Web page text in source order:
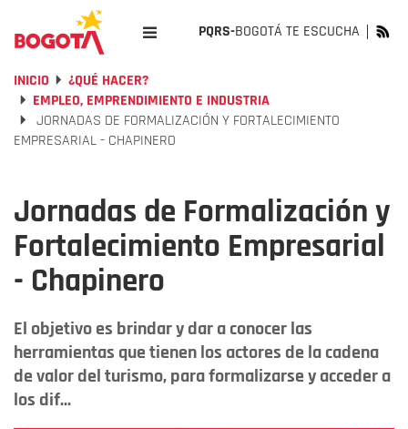
PQRS-BOGOTÁ TE ESCUCHA
INICIO
¿QUÉ HACER?
EMPLEO, EMPRENDIMIENTO E INDUSTRIA
JORNADAS DE FORMALIZACIÓN Y FORTALECIMIENTO
EMPRESARIAL - CHAPINERO
Jornadas de Formalización y
Fortalecimiento Empresarial
- Chapinero
El objetivo es brindar y dar a conocer las
herramientas que tienen los actores de la cadena
de valor del turismo, para formalizarse y acceder a
los dif...